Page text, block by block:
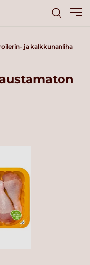
ja kalkkunanliha